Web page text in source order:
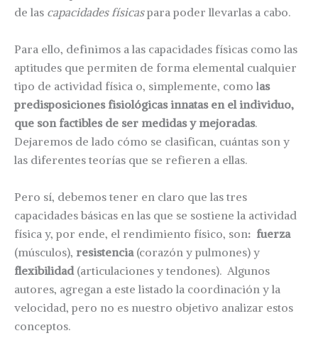
de las capacidades físicaspara poder llevarlas a cabo.
Para ello, definimos a las capacidades físicas como las
aptitudes que permiten de forma elemental cualquier
tipo de actividad física o, simplemente, como las
predisposiciones fisiológicas innatas en el individuo,
que son factibles de ser medidas y mejoradas.
Dejaremos de lado cómo se clasifican, cuántas son y
las diferentes teorías que se refieren a ellas.
Pero sí, debemos tener en claro que las tres
capacidades básicas en las que se sostiene la actividad
física y, por ende, el rendimiento físico, son: fuerza
(músculos), resistencia(corazón y pulmones) y
flexibilidad (articulaciones y tendones). Algunos
autores, agregan a este listado la coordinación y la
velocidad, pero no es nuestro objetivo analizar estos
conceptos.